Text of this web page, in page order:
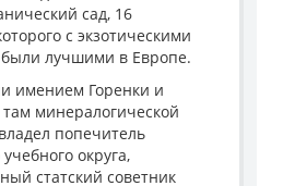
сад, 16
с экзотическими
лучшими в Европе.
имением Горенки и
минералогической
попечитель
округа,
статский советник